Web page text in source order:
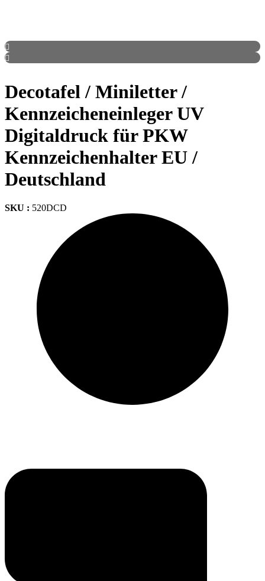
Decotafel / Miniletter /
Kennzeicheneinleger UV
Digitaldruck für PKW
Kennzeichenhalter EU /
Deutschland
SKU : 520DCD